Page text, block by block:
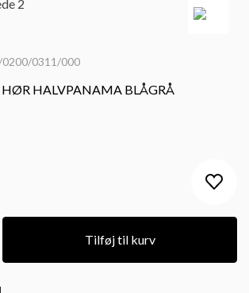
0200/0311/000
HØR HALVPANAMA BLÅGRÅ
Tilføj til kurv